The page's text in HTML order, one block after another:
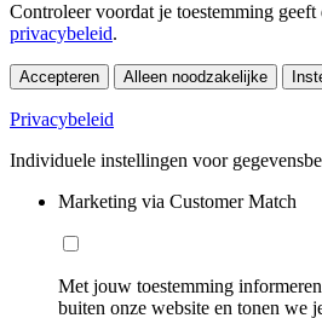
Controleer voordat je toestemming
privacybeleid.
Accepteren Alleen noodzakelijke
Privacybeleid
Individuele instellingen voor
Marketing via Customer Match
Met jouw toestemming
buiten onze website en tonen we